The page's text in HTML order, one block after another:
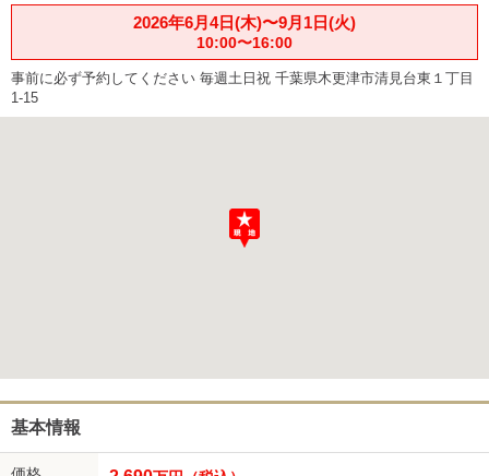
2026年6月4日(木)〜9月1日(火)
10:00〜16:00
事前に必ず予約してください 毎週土日祝 千葉県木更津市清見台東１丁目
1-15
基本情報